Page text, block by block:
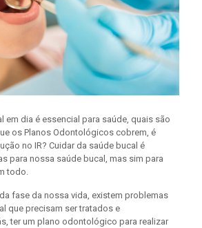
em dia é essencial para saúde, quais são
os Planos Odontológicos cobrem, é
no IR? Cuidar da saúde bucal é
para nossa saúde bucal, mas sim para
todo.
fase da nossa vida, existem problemas
que precisam ser tratados e
ter um plano odontológico para realizar